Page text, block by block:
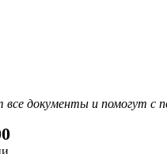
документы и помогут с